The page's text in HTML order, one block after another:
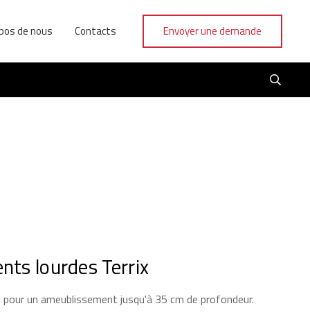
de nous Contacts Envoyer une demande
lourdes Terrix
un ameublissement jusqu'à 35 cm de profondeur.